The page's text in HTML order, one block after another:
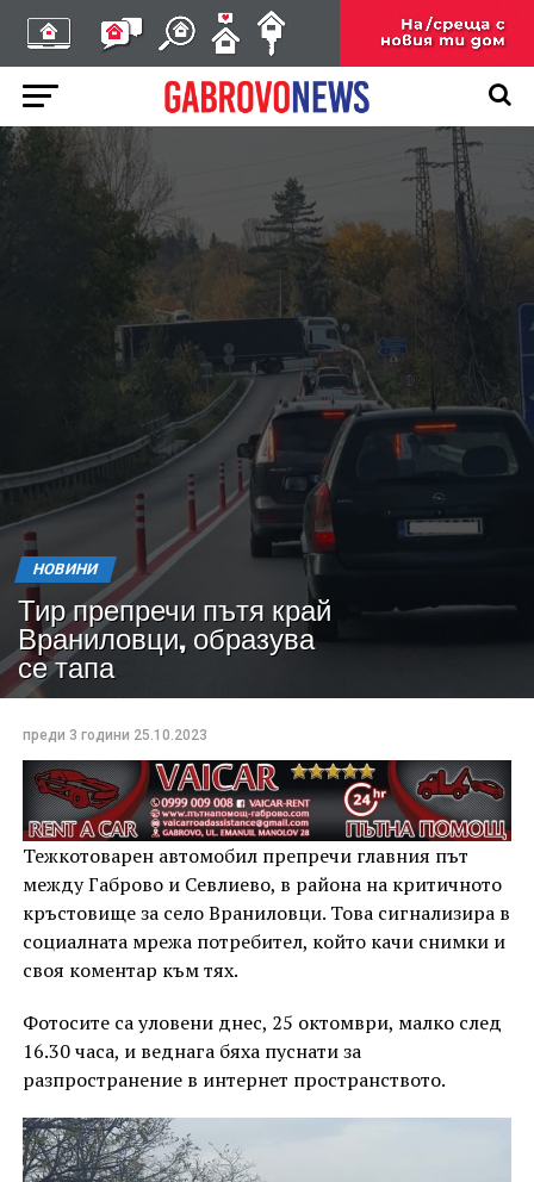
НОВИНИ
Тир препречи пътя край
Враниловци, образува
се тапа
преди 3 години 25.10.2023
Тежкотоварен автомобил препречи главния път
между Габрово и Севлиево, в района на критичното
кръстовище за село Враниловци. Това сигнализира в
социалната мрежа потребител, който качи снимки и
своя коментар към тях.
Фотосите са уловени днес, 25 октомври, малко след
16.30 часа, и веднага бяха пуснати за
разпространение в интернет пространството.